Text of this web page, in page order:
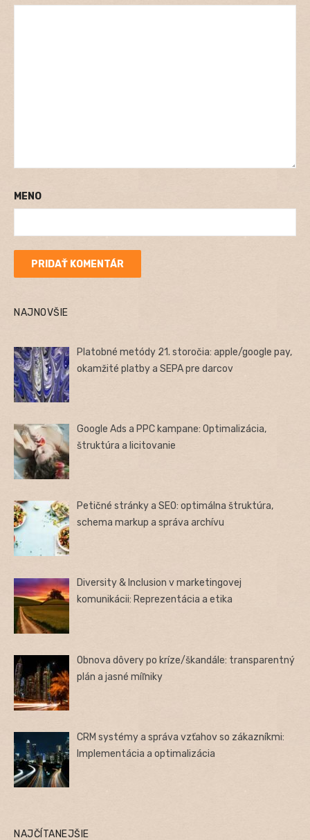
MENO
NAJNOVŠIE
Platobné metódy 21. storočia: apple/google pay,
okamžité platby a SEPA pre darcov
Google Ads a PPC kampane: Optimalizácia,
štruktúra a licitovanie
Petičné stránky a SEO: optimálna štruktúra,
schema markup a správa archívu
Diversity & Inclusion v marketingovej
komunikácii: Reprezentácia a etika
Obnova dôvery po kríze/škandále: transparentný
plán a jasné míľniky
CRM systémy a správa vzťahov so zákazníkmi:
Implementácia a optimalizácia
NAJČÍTANEJŠIE